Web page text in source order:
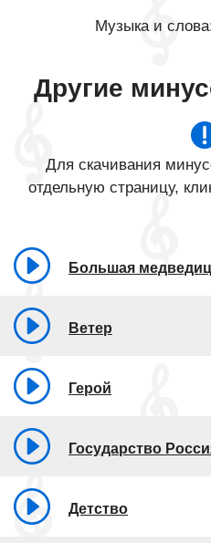
Музыка и
Другие
Для скачивания
отдельную страницу,
Большая
Ветер
Герой
Государство
Детство